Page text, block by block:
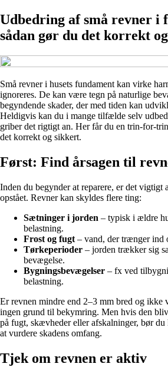
Udbedring af små revner i
sådan gør du det korrekt
Små revner i husets fundament kan virke
ignoreres. De kan være tegn på naturlige
begyndende skader, der med tiden kan
Heldigvis kan du i mange tilfælde selv
griber det rigtigt an. Her får du en trin-for-
det korrekt og sikkert.
Først: Find årsagen til
Inden du begynder at reparere, er det vigtigt
opstået. Revner kan skyldes flere ting:
Sætninger i jorden – typisk i ældre
belastning.
Frost og fugt – vand, der trænger ind
Tørkeperioder – jorden trækker sig
bevægelse.
Bygningsbevægelser – fx ved
belastning.
Er revnen mindre end 2–3 mm bred og ikke
ingen grund til bekymring. Men hvis den
på fugt, skævheder eller afskalninger, bør
at vurdere skadens omfang.
Tjek om revnen er aktiv